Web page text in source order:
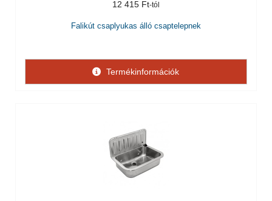
12 415 Ft
Falikút csaplyukas álló csaptelepnek
Termékinformációk